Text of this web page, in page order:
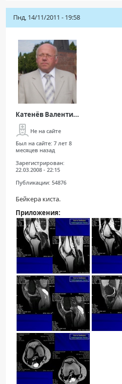
Пнд, 14/11/2011 - 19:58
Катенёв Валенти...
Не на сайте
Был на сайте: 7 лет 8
месяцев назад
Зарегистрирован:
22.03.2008 - 22:15
Публикации: 54876
Бейкера киста.
Приложения: